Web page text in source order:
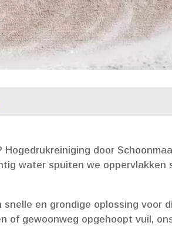
door
water spuiten we oppervlakken
en grondige oplossing voor
of gewoonweg opgehoopt vuil,